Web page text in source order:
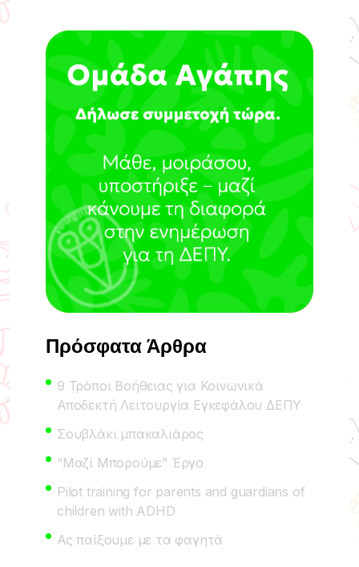
Πρόσφατα Άρθρα
9 Τρόποι Βοήθειας για Κοινωνικά
Αποδεκτή Λειτουργία Εγκεφάλου ΔΕΠΥ
Σουβλάκι μπακαλιάρος
“Μαζί Μπορούμε” Έργο
Pilot training for parents and guardians of
children with ADHD
Ας παίξουμε με τα φαγητά